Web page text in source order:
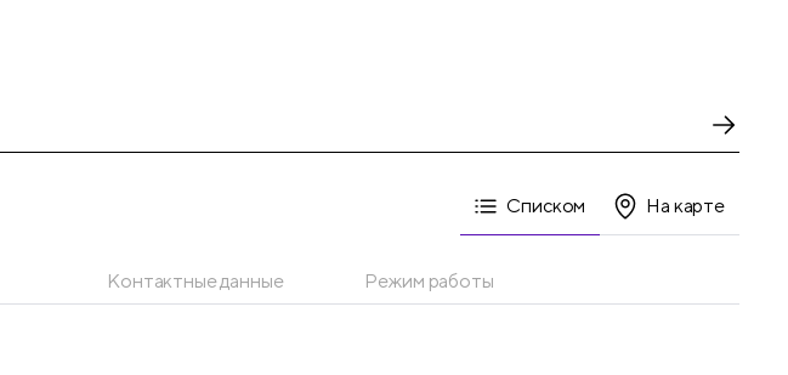
Списком На карте
Контактные данные Режим работы